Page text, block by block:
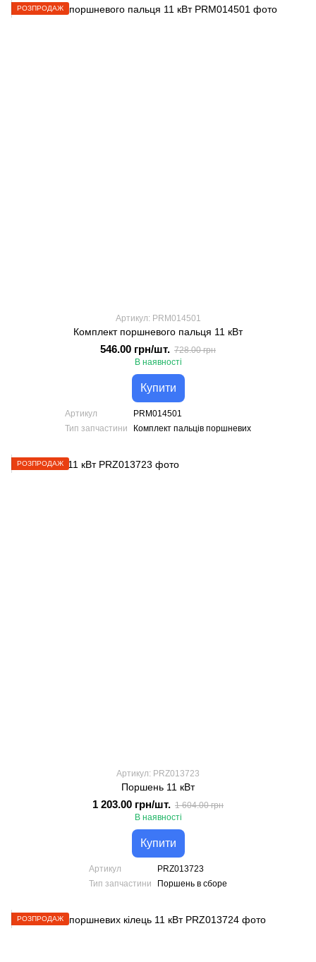
РОЗПРОДАЖ
Артикул: PRM014501
Комплект поршневого пальця 11 кВт
546.00 грн/шт. 728.00 грн
В наявності
Купити
Артикул
PRM014501
Тип запчастини
Комплект пальців поршневих
РОЗПРОДАЖ
Артикул: PRZ013723
Поршень 11 кВт
1 203.00 грн/шт. 1 604.00 грн
В наявності
Купити
Артикул
PRZ013723
Тип запчастини
Поршень в сборе
РОЗПРОДАЖ